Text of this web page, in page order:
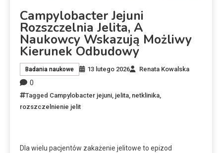
Campylobacter Jejuni
Rozszczelnia Jelita, A
Naukowcy Wskazują Możliwy
Kierunek Odbudowy
Badania naukowe 13 lutego 2026 Renata Kowalska
0
Tagged Campylobacter jejuni, jelita, netklinika,
rozszczelnienie jelit
Dla wielu pacjentów zakażenie jelitowe to epizod